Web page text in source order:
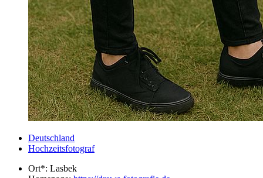
Deutschland
Hochzeitsfotograf
Ort*: Lasbek